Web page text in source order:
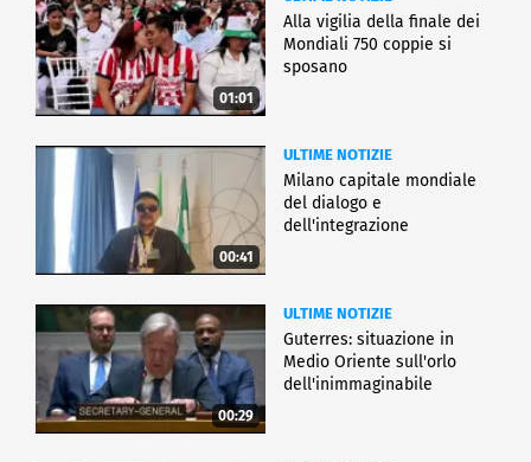
01:01
Alla vigilia della finale dei
Mondiali 750 coppie si
sposano
00:41
ULTIME NOTIZIE
Milano capitale mondiale
del dialogo e
dell'integrazione
00:29
ULTIME NOTIZIE
Guterres: situazione in
Medio Oriente sull'orlo
dell'inimmaginabile